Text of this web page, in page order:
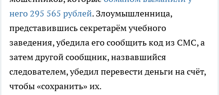
него 295 565 рублей. Злоумышленница,
представившись секретарём учебного
заведения, убедила его сообщить код из СМС, а
затем другой сообщник, назвавшийся
следователем, убедил перевести деньги на счёт,
чтобы «сохранить» их.